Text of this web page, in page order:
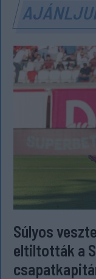
Súlyos
eltiltották a